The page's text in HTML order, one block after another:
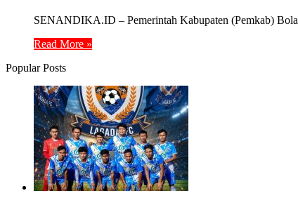
SENANDIKA.ID – Pemerintah Kabupaten (Pemkab)
Read More »
Popular Posts